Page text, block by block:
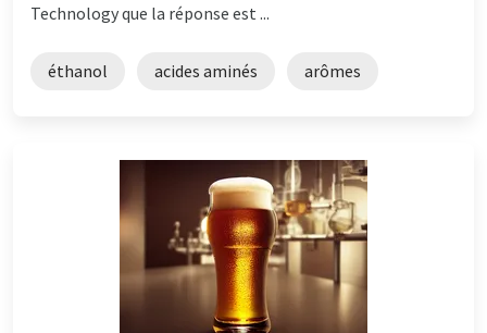
Technology que la réponse est ...
éthanol acides aminés arômes